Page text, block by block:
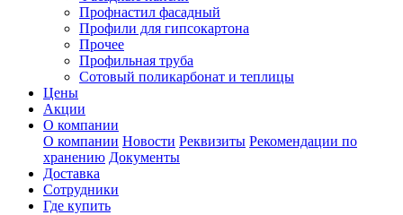
Профнастил фасадный
Профили для гипсокартона
Прочее
Профильная труба
Сотовый поликарбонат и теплицы
Цены
Акции
О компании
О компании Новости Реквизиты Рекомендации по
хранению Документы
Доставка
Сотрудники
Где купить